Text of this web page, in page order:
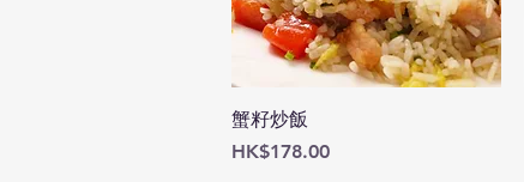
蟹籽炒飯
價格
HK$178.00